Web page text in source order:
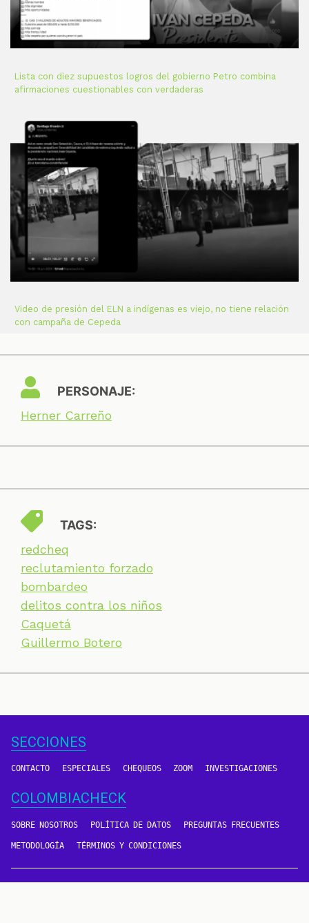
Lista con diez supuestos logros del gobierno Petro combina
afirmaciones cuestionables con verdaderas
Video de presión del ELN a indígenas es viejo, no tiene relación
con campaña de Cepeda
PERSONAJE:
Herner Carreño
TAGS:
redcheq
reclutamiento forzado
bombardeo
delitos contra los niños
Caquetá
Guillermo Botero
SECCIONES
CONTACTO ESPECIALES CHEQUEOS ZOOM INVESTIGACIONES
COLOMBIACHECK
SOBRE NOSOTROS POLÍTICA DE DATOS PREGUNTAS FRECUENTES
METODOLOGÍA TÉRMINOS Y CONDICIONES